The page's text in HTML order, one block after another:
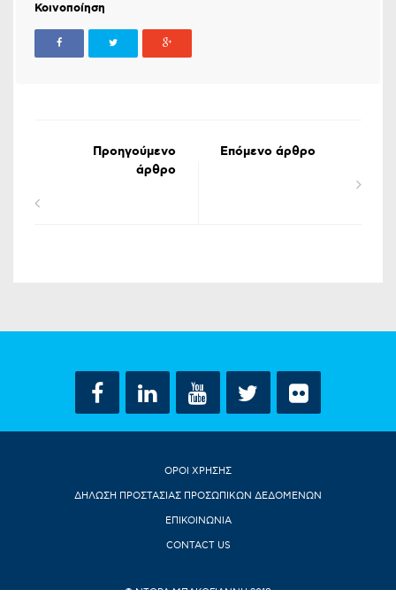
Κοινοποίηση
Προηγούμενο
άρθρο
Επόμενο άρθρο
ΟΡΟΙ ΧΡΗΣΗΣ
ΔΗΛΩΣΗ ΠΡΟΣΤΑΣΙΑΣ ΠΡΟΣΩΠΙΚΩΝ ΔΕΔΟΜΕΝΩΝ
ΕΠΙΚΟΙΝΩΝΙΑ
CONTACT US
© ΝΤΟΡΑ ΜΠΑΚΟΓΙΑΝΝΗ 2018